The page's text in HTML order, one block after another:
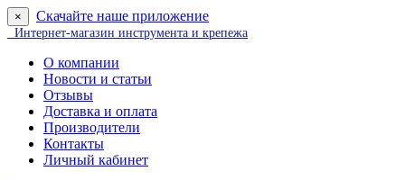
× Скачайте наше приложение
Интернет-магазин инструмента и крепежа
О компании
Новости и статьи
Отзывы
Доставка и оплата
Производители
Контакты
Личный кабинет